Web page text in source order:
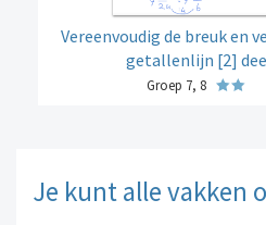
Vereenvoudig de breuk en
getallenlijn [2]
Groep 7, 8
Je kunt alle vakken